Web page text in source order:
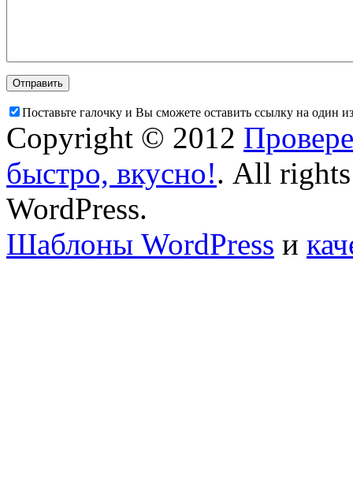
Поставьте галочку и Вы сможете оставить ссылку на один
Copyright © 2012
быстро, вкусно!. All rights
WordPress.
Шаблоны WordPress и